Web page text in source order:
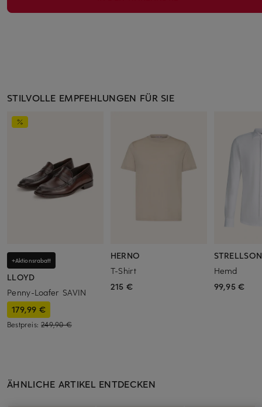
STILVOLLE EMPFEHLUNGEN FÜR SIE
+Aktionsrabatt
LLOYD
Penny-Loafer SAVIN
179,99 €
Bestpreis:249,90 €
HERNO
T-Shirt
215 €
STRELLSON
Hemd
99,95 €
ÄHNLICHE ARTIKEL ENTDECKEN